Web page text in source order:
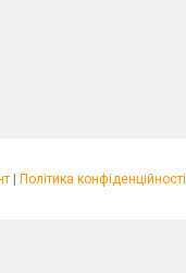
| Політика конфіденційності